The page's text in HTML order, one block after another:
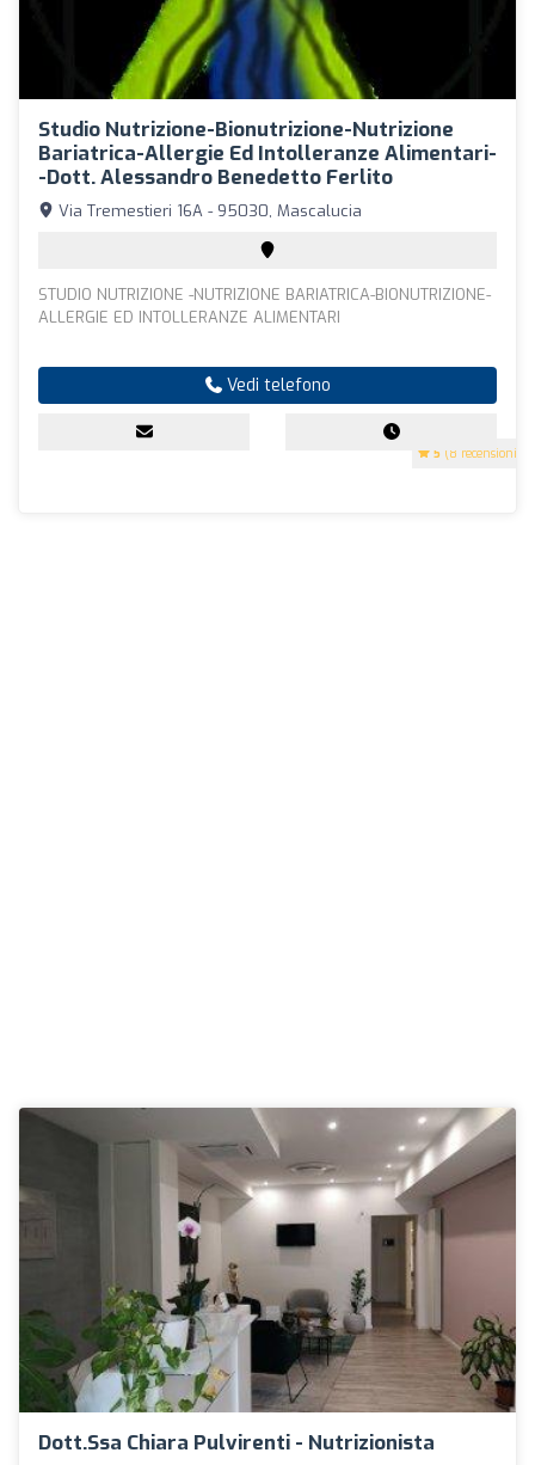
Studio Nutrizione-Bionutrizione-Nutrizione
Bariatrica-Allergie Ed Intolleranze Alimentari-
-Dott. Alessandro Benedetto Ferlito
5 (8 recensioni)
Via Tremestieri 16A - 95030, Mascalucia
STUDIO NUTRIZIONE -NUTRIZIONE BARIATRICA-BIONUTRIZIONE-
ALLERGIE ED INTOLLERANZE ALIMENTARI
Vedi telefono
Dott.ssa Chiara Pulvirenti - Nutrizionista